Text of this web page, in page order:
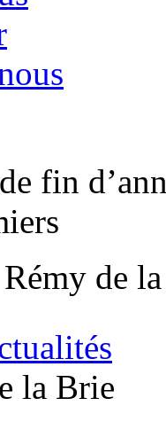
fin
de
la Brie